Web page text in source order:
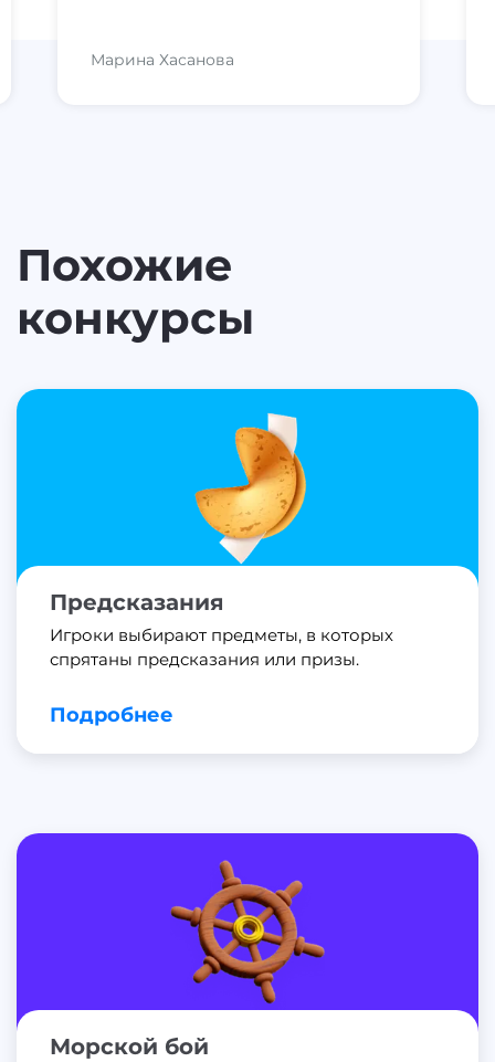
Марина Хасанова
Похожие
конкурсы
Предсказания
Игроки выбирают предметы, в которых
спрятаны предсказания или призы.
Подробнее
Морской бой